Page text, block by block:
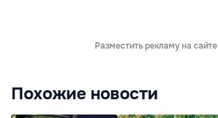
Разместить рекламу на сайте
Похожие новости